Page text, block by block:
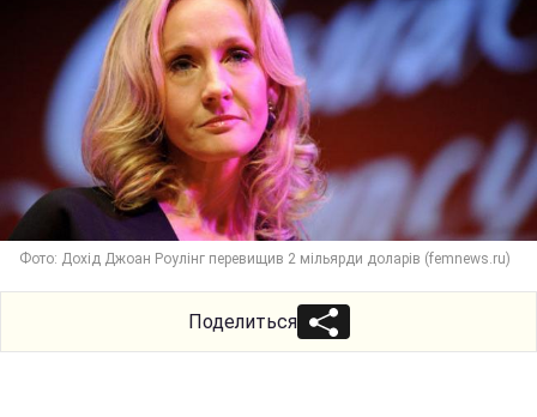
Фото: Дохід Джоан Роулінг перевищив 2 мільярди доларів (femnews.ru)
Поделиться